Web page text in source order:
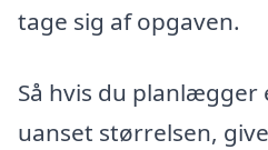
tage sig af opgaven.
Så hvis du
uanset størrelsen,